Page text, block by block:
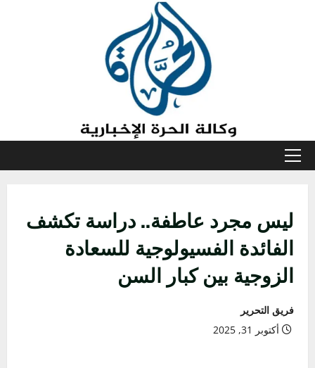
القائمة
ليس مجرد عاطفة.. دراسة تكشف
الفائدة الفسيولوجية للسعادة
الزوجية بين كبار السن
فريق التحرير
أكتوبر 31, 2025